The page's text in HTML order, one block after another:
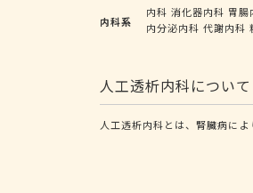
内科系
内科 消化器内科 胃腸
内分泌内科 代謝内科
人工透析内科について
人工透析内科とは、腎臓病に